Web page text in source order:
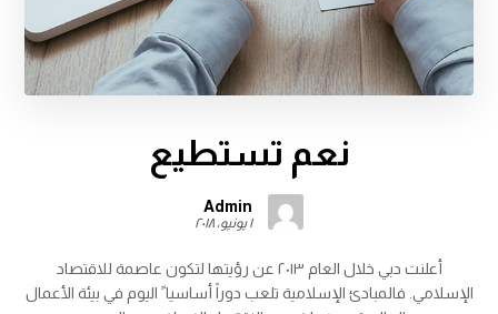
نعم تستطيع
Admin
١ يونيو، ٢٠١٨
أعلنت دبي خلال العام ٢٠١٣ عن رؤيتها لتكون عاصمة للاقتصاد
الإسلامي. فالمبادئ الإسلامية تلعب دوراً أساسيا ً اليوم في بيئة الأعمال